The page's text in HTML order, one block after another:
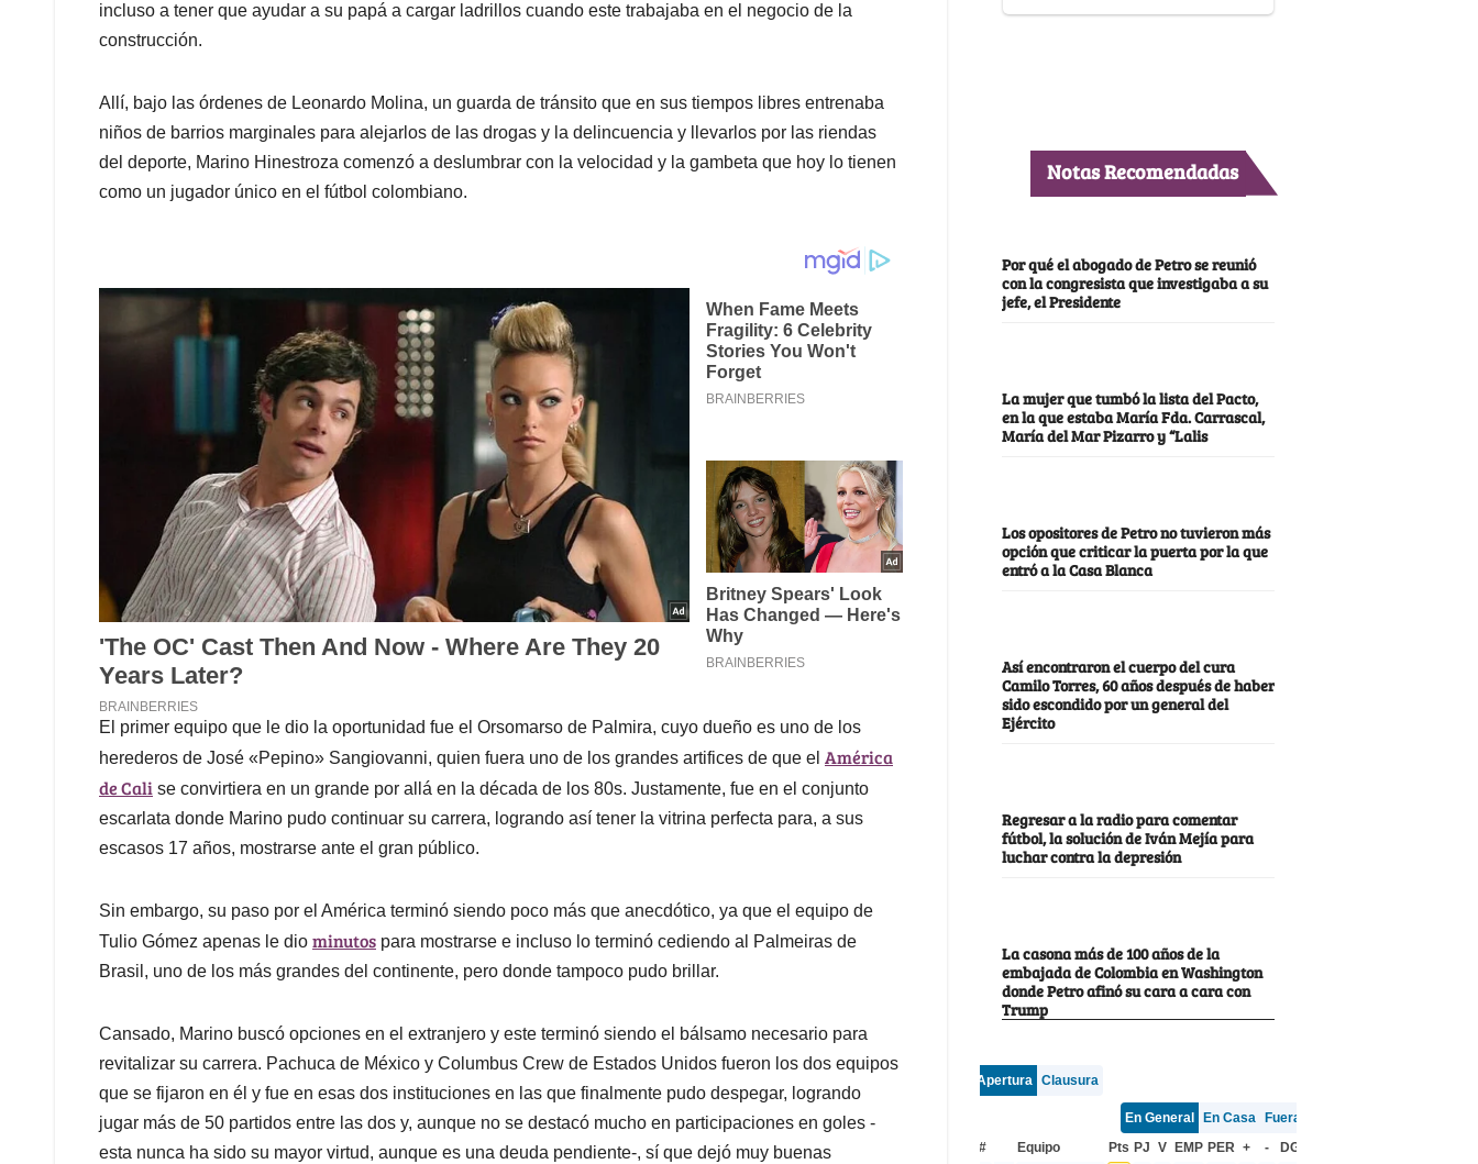
incluso a tener que ayudar a su papá a cargar ladrillos cuando este trabajaba en el negocio de la
construcción.
Allí, bajo las órdenes de Leonardo Molina, un guarda de tránsito que en sus tiempos libres entrenaba
niños de barrios marginales para alejarlos de las drogas y la delincuencia y llevarlos por las riendas
del deporte, Marino Hinestroza comenzó a deslumbrar con la velocidad y la gambeta que hoy lo tienen
como un jugador único en el fútbol colombiano.
El primer equipo que le dio la oportunidad fue el Orsomarso de Palmira, cuyo dueño es uno de los
herederos de José «Pepino» Sangiovanni, quien fuera uno de los grandes artifices de que el América
de Cali se convirtiera en un grande por allá en la década de los 80s. Justamente, fue en el conjunto
escarlata donde Marino pudo continuar su carrera, logrando así tener la vitrina perfecta para, a sus
escasos 17 años, mostrarse ante el gran público.
Sin embargo, su paso por el América terminó siendo poco más que anecdótico, ya que el equipo de
Tulio Gómez apenas le dio minutos para mostrarse e incluso lo terminó cediendo al Palmeiras de
Brasil, uno de los más grandes del continente, pero donde tampoco pudo brillar.
Cansado, Marino buscó opciones en el extranjero y este terminó siendo el bálsamo necesario para
revitalizar su carrera. Pachuca de México y Columbus Crew de Estados Unidos fueron los dos equipos
que se fijaron en él y fue en esas dos instituciones en las que finalmente pudo despegar, logrando
jugar más de 50 partidos entre las dos y, aunque no se destacó mucho en participaciones en goles -
esta nunca ha sido su mayor virtud, aunque es una deuda pendiente-, sí que dejó muy buenas
Notas Recomendadas
Por qué el abogado de Petro se reunió
con la congresista que investigaba a su
jefe, el Presidente
La mujer que tumbó la lista del Pacto,
en la que estaba María Fda. Carrascal,
María del Mar Pizarro y “Lalis
Los opositores de Petro no tuvieron más
opción que criticar la puerta por la que
entró a la Casa Blanca
Así encontraron el cuerpo del cura
Camilo Torres, 60 años después de haber
sido escondido por un general del
Ejército
Regresar a la radio para comentar
fútbol, la solución de Iván Mejía para
luchar contra la depresión
La casona más de 100 años de la
embajada de Colombia en Washington
donde Petro afinó su cara a cara con
Trump
Apertura Clausura
En General En Casa
Fuera
#
Equipo Pts PJ V EMP PER + - DG